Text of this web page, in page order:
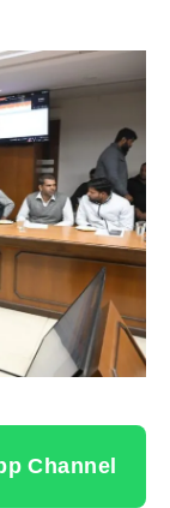
Channel